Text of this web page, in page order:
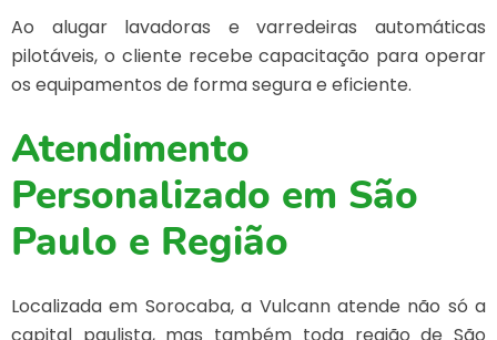
Ao alugar lavadoras e varredeiras automáticas
pilotáveis, o cliente recebe capacitação para operar
os equipamentos de forma segura e eficiente.
Atendimento
Personalizado em São
Paulo e Região
Localizada em Sorocaba, a Vulcann atende não só a
capital paulista, mas também toda região de São